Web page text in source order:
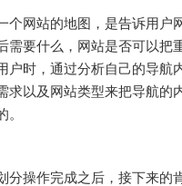
网站的地图，是告诉用户
需要什么，网站是否可以
户时，通过分析自己的导
求以及网站类型来把导航
。
操作完成之后，接下来的